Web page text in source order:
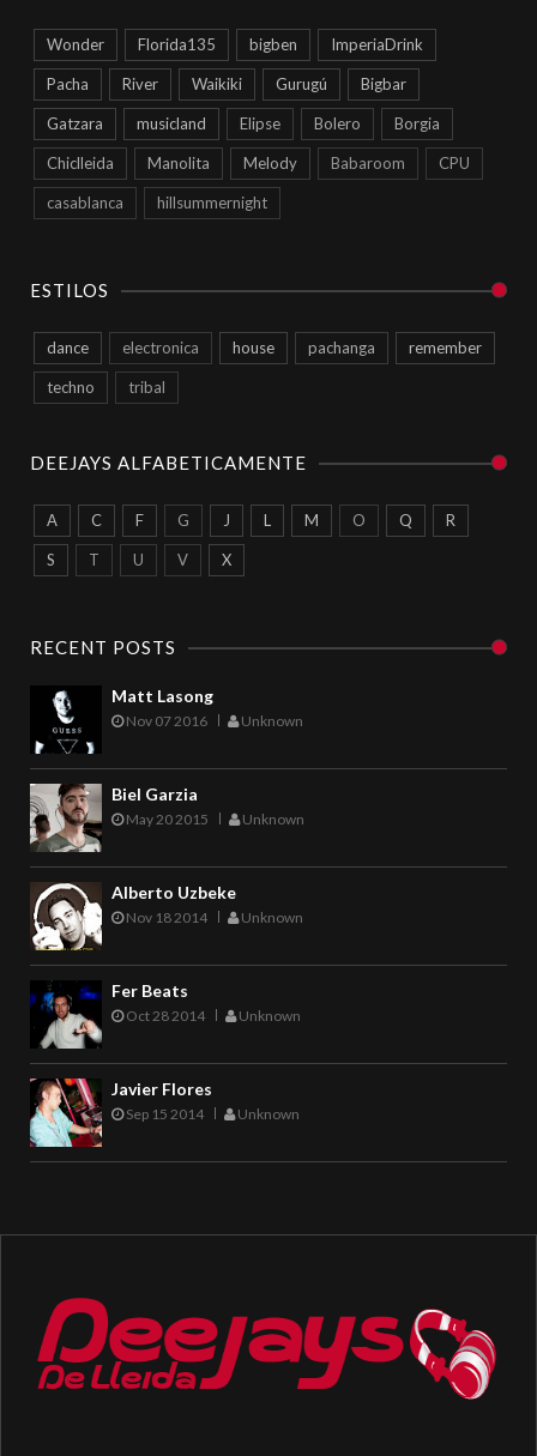
Wonder Florida135 bigben ImperiaDrink
Pacha River Waikiki Gurugú Bigbar
Gatzara musicland Elipse Bolero Borgia
Chiclleida Manolita Melody Babaroom CPU
casablanca hillsummernight
ESTILOS
dance electronica house pachanga remember
techno tribal
DEEJAYS ALFABETICAMENTE
A C F G J L M O Q R
S T U V X
RECENT POSTS
Matt Lasong
Nov 07 2016 Unknown
Biel Garzia
May 20 2015 Unknown
Alberto Uzbeke
Nov 18 2014 Unknown
Fer Beats
Oct 28 2014 Unknown
Javier Flores
Sep 15 2014 Unknown